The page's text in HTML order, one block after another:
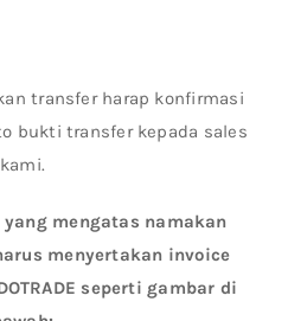
transfer harap konfirmasi
bukti transfer kepada sales
kami.
mengatas namakan
harus menyertakan invoice
seperti gambar di